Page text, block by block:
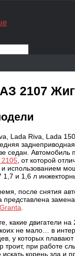
2107
Lada Riva, Lada
седан. Автомобиль
, от которой
использованием
1,7 и 1,6 л
после снятия
представлена
какие двигатели на
не мало… в
у которых
троит, при работе
искать корень зла и